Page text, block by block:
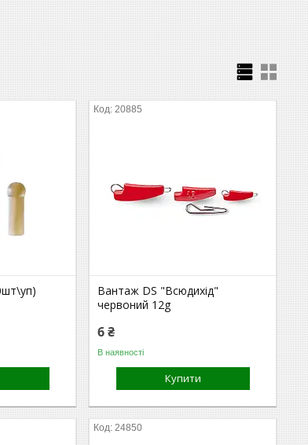
20885
Вантаж DS "Всюдихід"
червоний 12g
6 ₴
В наявності
Купити
24850